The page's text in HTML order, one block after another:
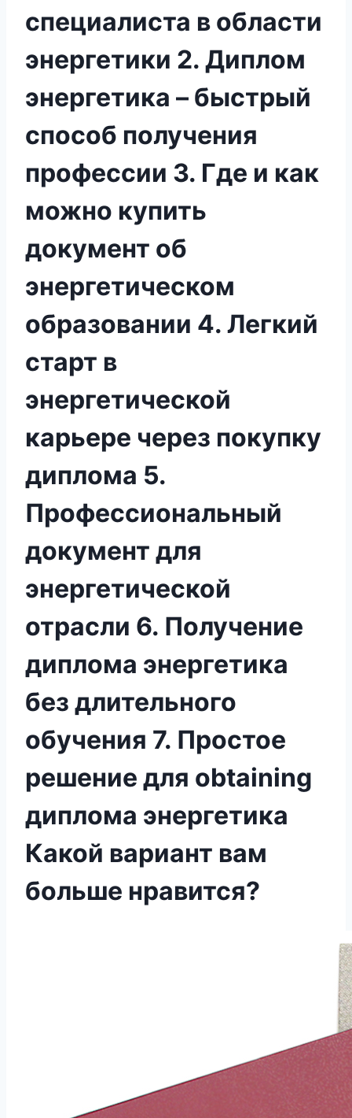
специалиста в области
энергетики 2. Диплом
энергетика – быстрый
способ получения
профессии 3. Где и как
можно купить
документ об
энергетическом
образовании 4. Легкий
старт в
энергетической
карьере через покупку
диплома 5.
Профессиональный
документ для
энергетической
отрасли 6. Получение
диплома энергетика
без длительного
обучения 7. Простое
решение для obtaining
диплома энергетика
Какой вариант вам
больше нравится?